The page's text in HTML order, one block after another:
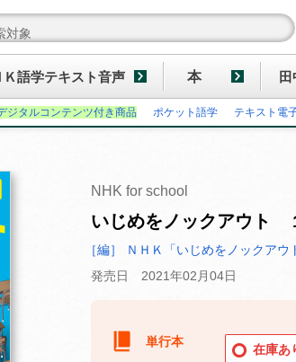
Ｋ語学テキスト音声 本
ジタルコンテンツ付き商品 ポケット語学 テキスト電
NHK for school
いじめをノックアウト
［編］ ＮＨＫ「いじめをノックアウ
発売日 2021年02月04日
単行本
在庫あ